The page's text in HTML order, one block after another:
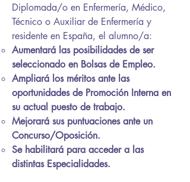
Diplomada/o en Enfermería, Médico,
Técnico o Auxiliar de Enfermería y
residente en España, el alumno/a:
Aumentará las posibilidades de ser
seleccionado en Bolsas de Empleo.
Ampliará los méritos ante las
oportunidades de Promoción Interna en
su actual puesto de trabajo.
Mejorará sus puntuaciones ante un
Concurso/Oposición.
Se habilitará para acceder a las
distintas Especialidades.